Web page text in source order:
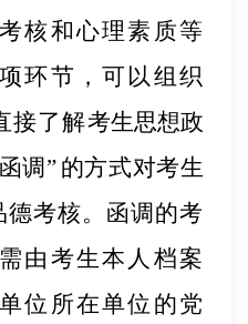
核和心理素质等
环节，可以组织
接了解考生思想政
函调” 的方式对考生
德考核。函调的考
需由考生本人档案
位所在单位的党